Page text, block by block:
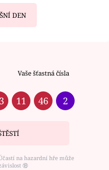
DEN
Vaše šťastná čísla
11 46 2
na hazardní hře může
⑱